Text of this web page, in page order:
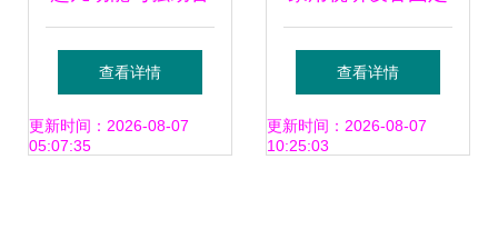
质共振，雅桥KM-5
迎接广泛场景赋能
查看详情
更新时间：2026-08-07
05:07:35
普通双面胶与3M胶
的深度对比
查看详情
更新时间：2026-08-07
10:25:03